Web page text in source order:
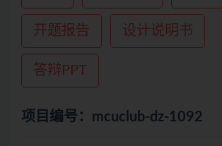
开题报告 设计说明书
答辩PPT
项目编号：mcuclub-dz-1092